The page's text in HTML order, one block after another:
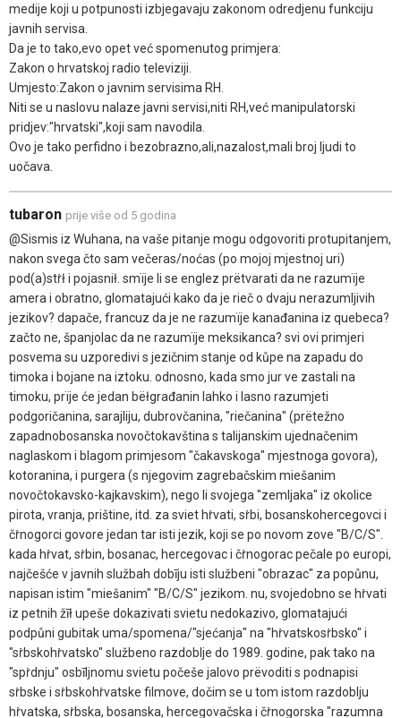
medije koji u potpunosti izbjegavaju zakonom odredjenu funkciju
javnih servisa.
Da je to tako,evo opet već spomenutog primjera:
Zakon o hrvatskoj radio televiziji.
Umjesto:Zakon o javnim servisima RH.
Niti se u naslovu nalaze javni servisi,niti RH,već manipulatorski
pridjev:"hrvatski",koji sam navodila.
Ovo je tako perfidno i bezobrazno,ali,nazalost,mali broj ljudi to
uočava.
tubaron prije više od 5 godina
@Sismis iz Wuhana, na vaše pitanje mogu odgovoriti protupitanjem,
nakon svega čto sam večeras/noćas (po mojoj mjestnoj uri)
pod(a)stṙł i pojasnił. smïje li se englez prëtvarati da ne razumïje
amera i obratno, glomatajući kako da je rieč o dvaju nerazumljivih
jezikov? dapače, francuz da je ne razumïje kanađanina iz quebeca?
začto ne, španjolac da ne razumïje meksikanca? svi ovi primjeri
posvema su uzporedivi s jezičnim stanje od kůpe na zapadu do
timoka i bojane na iztoku. odnosno, kada smo jur ve zastali na
timoku, prïje će jedan bëłgrađanin lahko i lasno razumjeti
podgoričanina, sarajliju, dubrovčanina, "riečanina" (prëtežno
zapadnobosanska novočtokavština s talijanskim ujednačenim
naglaskom i blagom primjesom "čakavskoga" mjestnoga govora),
kotoranina, i purgera (s njegovim zagrebačskim miešanim
novočtokavsko-kajkavskim), nego li svojega "zemljaka" iz okolice
pirota, vranja, prištine, itd. za sviet hṙvati, sṙbi, bosanskohercegovci i
čṙnogorci govore jedan tar isti jezik, koji se po novom zove "B/C/S".
kada hṙvat, sṙbin, bosanac, hercegovac i čṙnogorac pečale po europi,
najčešće v javnih službah dobīju isti službeni "obrazac" za popůnu,
napisan istim "miešanim" "B/C/S" jezikom. nu, svojedobno se hṙvati
iz petnih žīł upeše dokazivati svietu nedokazivo, glomatajući
podpůni gubitak uma/spomena/"sjećanja" na "hṙvatskosṙbsko" i
"sṙbskohṙvatsko" službeno razdoblje do 1989. godine, pak tako na
"spṙdnju" osbīljnomu svietu počeše jalovo prëvoditi s podnapisi
sṙbske i sṙbskohṙvatske filmove, dočim se u tom istom razdoblju
hṙvatska, sṙbska, bosanska, hercegovačska i čṙnogorska "razumna